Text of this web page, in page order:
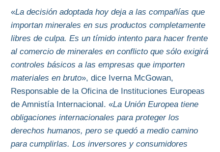
«La decisión adoptada hoy deja a las compañías que
importan minerales en sus productos completamente
libres de culpa. Es un tímido intento para hacer frente
al comercio de minerales en conflicto que sólo exigirá
controles básicos a las empresas que importen
materiales en bruto», dice Iverna McGowan,
Responsable de la Oficina de Instituciones Europeas
de Amnistía Internacional. «La Unión Europea tiene
obligaciones internacionales para proteger los
derechos humanos, pero se quedó a medio camino
para cumplirlas. Los inversores y consumidores